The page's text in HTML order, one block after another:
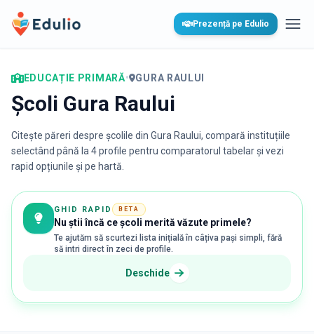
Edulio Prezență pe Edulio
EDUCAȚIE PRIMARĂ• GURA RAULUI
Școli Gura Raului
Citește păreri despre școlile din Gura Raului, compară instituțiile
selectând până la 4 profile pentru comparatorul tabelar și vezi
rapid opțiunile și pe hartă.
GHID RAPID BETA
Nu știi încă ce școli merită văzute primele?
Te ajutăm să scurtezi lista inițială în câțiva pași simpli, fără
să intri direct în zeci de profile.
Deschide